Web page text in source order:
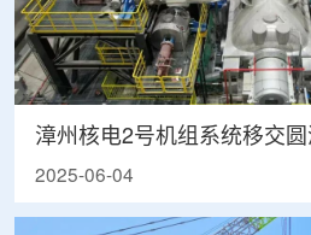
漳州核电2号机组系统移交
2025-06-04